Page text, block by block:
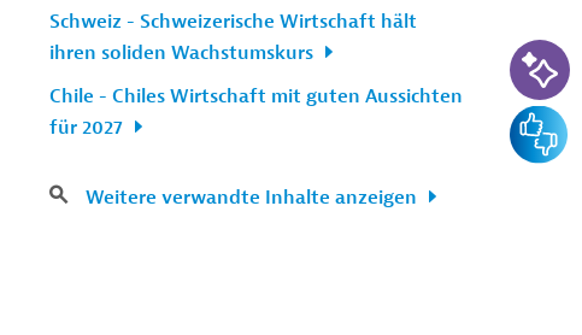
Schweiz - Schweizerische Wirtschaft hält
ihren soliden Wachstumskurs
Chile - Chiles Wirtschaft mit guten Aussichten
für 2027
Weitere verwandte Inhalte anzeigen
KI-